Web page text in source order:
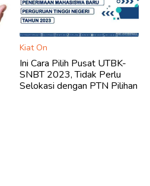
Kiat On
Ini Cara Pilih Pusat UTBK-
SNBT 2023, Tidak Perlu
Selokasi dengan PTN Pilihan